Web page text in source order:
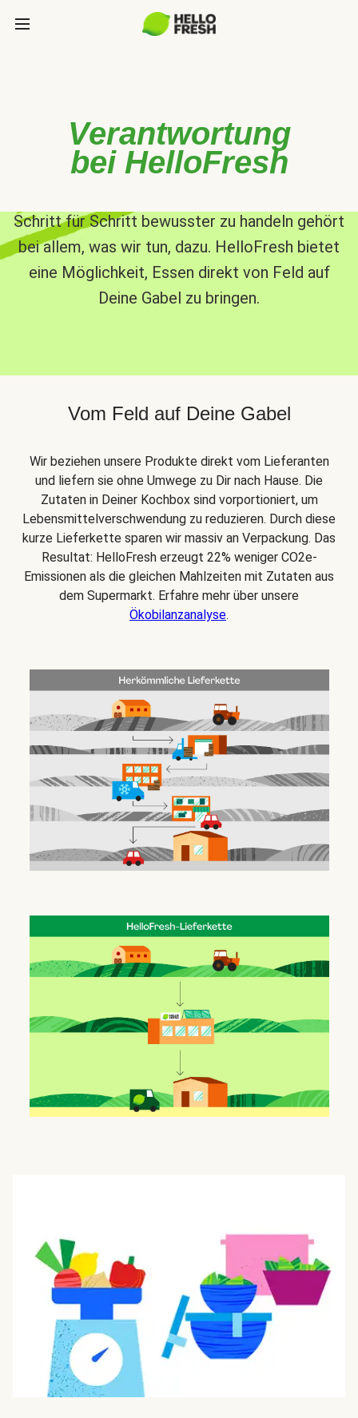
Verantwortung
bei HelloFresh
Schritt für Schritt bewusster zu handeln gehört
bei allem, was wir tun, dazu. HelloFresh bietet
eine Möglichkeit, Essen direkt von Feld auf
Deine Gabel zu bringen.
Vom Feld auf Deine Gabel
Wir beziehen unsere Produkte direkt vom Lieferanten
und liefern sie ohne Umwege zu Dir nach Hause. Die
Zutaten in Deiner Kochbox sind vorportioniert, um
Lebensmittelverschwendung zu reduzieren. Durch diese
kurze Lieferkette sparen wir massiv an Verpackung. Das
Resultat: HelloFresh erzeugt 22% weniger CO2e-
Emissionen als die gleichen Mahlzeiten mit Zutaten aus
dem Supermarkt. Erfahre mehr über unsere
Ökobilanzanalyse.